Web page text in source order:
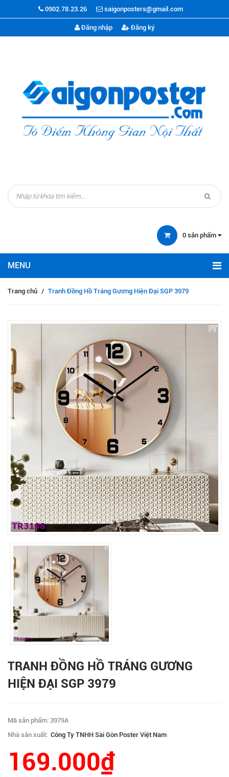
0902.78.23.26 saigonposters@gmail.com
Đăng nhập Đăng ký
0 sản phẩm
Trang chủ / Tranh Đồng Hồ Tráng Gương Hiện Đại SGP 3979
TRANH ĐỒNG HỒ TRÁNG GƯƠNG
HIỆN ĐẠI SGP 3979
Mã sản phẩm: 3979A
Nhà sản xuất: Công Ty TNHH Sài Gòn Poster Việt Nam
169.000₫